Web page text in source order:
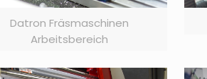
Datron Fräsmaschinen
Arbeitsbereich